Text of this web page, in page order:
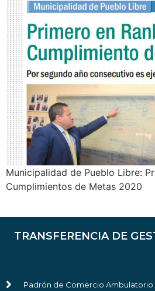
Municipalidad de Pueblo Libre:
Cumplimientos de Metas 2020
TRANSFERENCIA DE
Padrón de Comercio Ambulatorio